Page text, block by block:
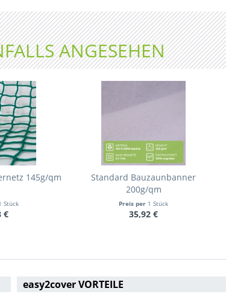
ANGESEHEN
145g/qm
Stück
€
Standard Bauzaunbanner
200g/qm
Preis per 1 Stück
35,92 €
easy2cover VORTEILE